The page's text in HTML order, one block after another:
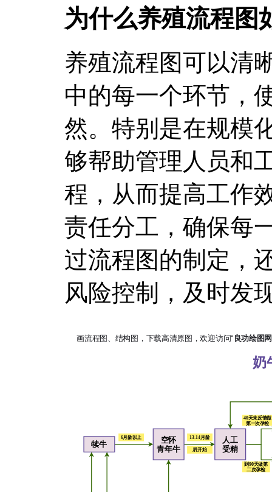
为什么养殖流程图
养殖流程图可以清
中的每一个环节，
然。特别是在规模
够帮助管理人员和
程，从而提高工作
责任分工，确保每
过流程图的制定，
风险控制，及时发